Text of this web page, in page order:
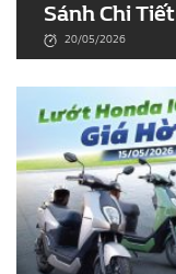
Sánh Chi
20/05/2026